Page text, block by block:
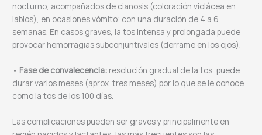
nocturno, acompañados de cianosis (coloración violácea en
labios), en ocasiones vómito; con una duración de 4 a 6
semanas. En casos graves, la tos intensa y prolongada puede
provocar hemorragias subconjuntivales (derrame en los ojos).
• Fase de convalecencia: resolución gradual de la tos, puede
durar varios meses (aprox. tres meses) por lo que se le conoce
como la tos de los 100 días.
Las complicaciones pueden ser graves y principalmente en